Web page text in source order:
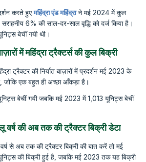
करते हुएमहिंद्रा एंड महिंद्राने मई 2024 में कुल
6% की साल-दर-साल वृद्धि को दर्ज किया है।
बेचीं गयी थी।
में महिंद्रा ट्रैक्टर्स की कुल बिक्री
ट्रैक्टर की निर्यात बाज़ारों में प्रदर्शन मई 2023 के
जोकि एक बहुत ही अच्छा आँकड़ा है।
बेचीं गयी जबकि मई 2023 में 1,013 यूनिट्स बेचीं
वर्ष की अब तक की ट्रैक्टर बिक्री डेटा
वर्ष से अब तक की ट्रैक्टर बिक्री की बात करें तो मई
की बिक्री हुई है, जबकि मई 2023 तक यह बिक्री